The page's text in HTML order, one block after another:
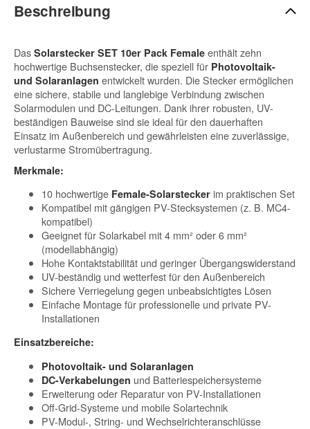
Beschreibung
Das Solarstecker SET 10er Pack Female enthält zehn
hochwertige Buchsenstecker, die speziell für Photovoltaik-
und Solaranlagen entwickelt wurden. Die Stecker ermöglichen
eine sichere, stabile und langlebige Verbindung zwischen
Solarmodulen und DC-Leitungen. Dank ihrer robusten, UV-
beständigen Bauweise sind sie ideal für den dauerhaften
Einsatz im Außenbereich und gewährleisten eine zuverlässige,
verlustarme Stromübertragung.
Merkmale:
10 hochwertige Female-Solarstecker im praktischen Set
Kompatibel mit gängigen PV-Stecksystemen (z. B. MC4-
kompatibel)
Geeignet für Solarkabel mit 4 mm² oder 6 mm²
(modellabhängig)
Hohe Kontaktstabilität und geringer Übergangswiderstand
UV-beständig und wetterfest für den Außenbereich
Sichere Verriegelung gegen unbeabsichtigtes Lösen
Einfache Montage für professionelle und private PV-
Installationen
Einsatzbereiche:
Photovoltaik- und Solaranlagen
DC-Verkabelungen und Batteriespeichersysteme
Erweiterung oder Reparatur von PV-Installationen
Off-Grid-Systeme und mobile Solartechnik
PV-Modul-, String- und Wechselrichteranschlüsse